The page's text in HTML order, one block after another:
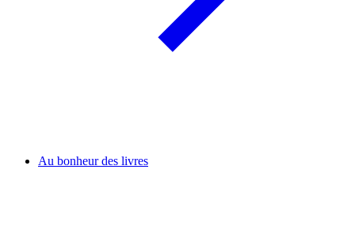
Au bonheur des livres